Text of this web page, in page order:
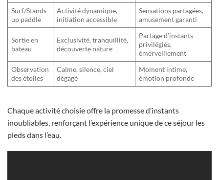
Surf/Stands-
up paddle
Activité dynamique,
initiation accessible
Sensations partagées,
amusement garanti
Sortie en
bateau
Exclusivité, tranquillité,
découverte nature
Partage d’instants
privilégiés,
émerveillement
Observation
des étoiles
Calme, silence, ciel
dégagé
Moment intime,
émotion profonde
Chaque activité choisie offre la promesse d’instants
inoubliables, renforçant l’expérience unique de ce séjour les
pieds dans l’eau.